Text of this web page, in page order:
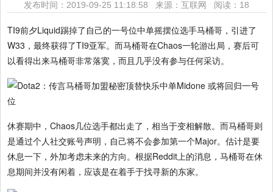
发布时间：2019-09-25 11:18:58 来源：互联网 阅读：18
TI9前夕Liquid踢掉了自己的一号位中单摇摆位选手马桶哥，引进了
W33，最终获得了TI9亚军。而马桶哥在Chaos一轮游出局，赛后可
以看得出来马桶哥非常落寞，而且几乎没有参与任何采访。
休赛期中，Chaos几位选手都出走了，相当于变相解散。而马桶哥则
是通过个人社交账号声明，自己将不会参加第一个Major。估计是要
休息一下，外加考虑未来的方向。根据Reddit上的消息，马桶哥在休
息期间并没有闲着，应该是在着手于找寻新的东家。